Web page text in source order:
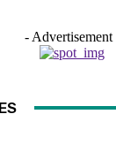
- Advertisement